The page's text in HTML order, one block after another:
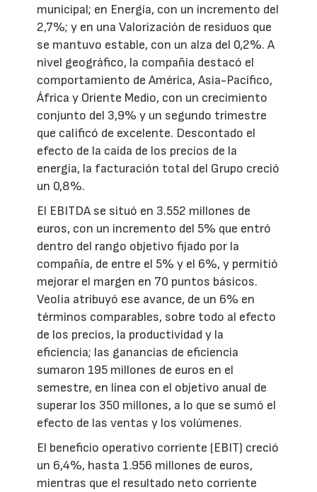
municipal; en Energía, con un incremento del
2,7%; y en una Valorización de residuos que
se mantuvo estable, con un alza del 0,2%. A
nivel geográfico, la compañía destacó el
comportamiento de América, Asia-Pacífico,
África y Oriente Medio, con un crecimiento
conjunto del 3,9% y un segundo trimestre
que calificó de excelente. Descontado el
efecto de la caída de los precios de la
energía, la facturación total del Grupo creció
un 0,8%.
El EBITDA se situó en 3.552 millones de
euros, con un incremento del 5% que entró
dentro del rango objetivo fijado por la
compañía, de entre el 5% y el 6%, y permitió
mejorar el margen en 70 puntos básicos.
Veolia atribuyó ese avance, de un 6% en
términos comparables, sobre todo al efecto
de los precios, la productividad y la
eficiencia; las ganancias de eficiencia
sumaron 195 millones de euros en el
semestre, en línea con el objetivo anual de
superar los 350 millones, a lo que se sumó el
efecto de las ventas y los volúmenes.
El beneficio operativo corriente (EBIT) creció
un 6,4%, hasta 1.956 millones de euros,
mientras que el resultado neto corriente